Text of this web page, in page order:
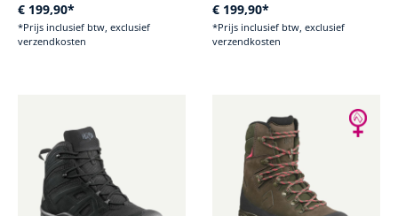
€ 199,90*
*Prijs inclusief btw, exclusief
verzendkosten
€ 199,90*
*Prijs inclusief btw, exclusief
verzendkosten